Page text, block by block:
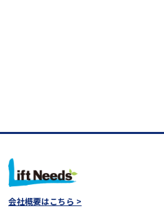
会社概要はこちら >